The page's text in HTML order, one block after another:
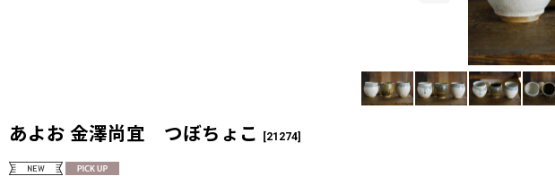
あよお 金澤尚宜 つぼちょこ [21274]